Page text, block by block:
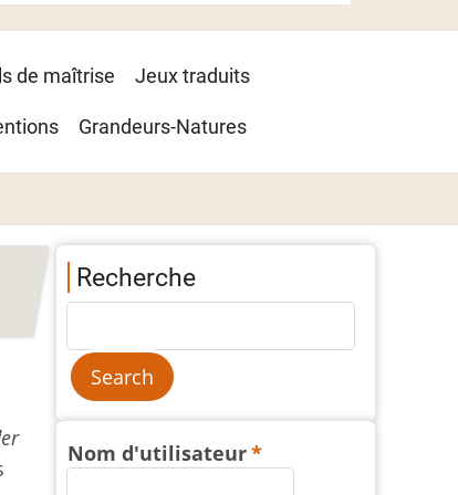
de maîtrise Jeux traduits
Grandeurs-Natures
Recherche
Nom d'utilisateur